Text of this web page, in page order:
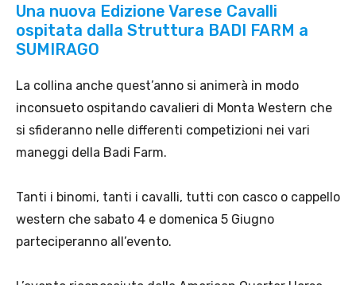
Una nuova Edizione Varese Cavalli
ospitata dalla Struttura BADI FARM a
SUMIRAGO
La collina anche quest’anno si animerà in modo
inconsueto ospitando cavalieri di Monta Western che
si sfideranno nelle differenti competizioni nei vari
maneggi della Badi Farm.
Tanti i binomi, tanti i cavalli, tutti con casco o cappello
western che sabato 4 e domenica 5 Giugno
parteciperanno all’evento.